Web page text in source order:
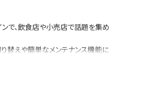
ンで、飲食店や小売店で話題を集め
替えや簡単なメンテナンス機能に